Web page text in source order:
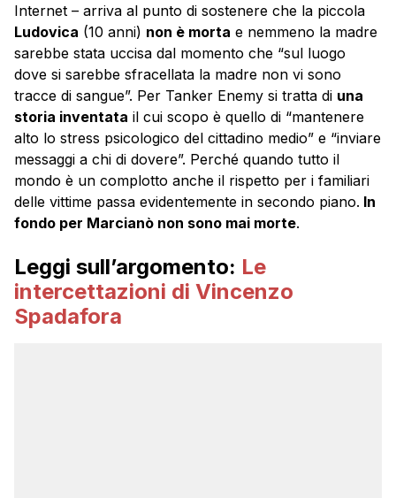
Internet – arriva al punto di sostenere che la piccola
Ludovica (10 anni) non è morta e nemmeno la madre
sarebbe stata uccisa dal momento che “sul luogo
dove si sarebbe sfracellata la madre non vi sono
tracce di sangue”. Per Tanker Enemy si tratta di una
storia inventata il cui scopo è quello di “mantenere
alto lo stress psicologico del cittadino medio” e “inviare
messaggi a chi di dovere”. Perché quando tutto il
mondo è un complotto anche il rispetto per i familiari
delle vittime passa evidentemente in secondo piano. In
fondo per Marcianò non sono mai morte.
Leggi sull’argomento: Le
intercettazioni di Vincenzo
Spadafora